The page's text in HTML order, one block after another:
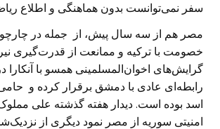
سفر نمی‌توانست بدون هماهنگی و اطلاع
مصر هم از سه سال پیش، از جمله در
خصومت با ترکیه و ممانعت از قدرت‌گیری
گرایش‌های اخوان‌المسلمینی همسو با آنکارا
رابطه‌ای عادی با دمشق برقرار کرده و
اسد بوده است. دیدار هفته گذشته علی
امنیتی سوریه از مصر نمود دیگری از